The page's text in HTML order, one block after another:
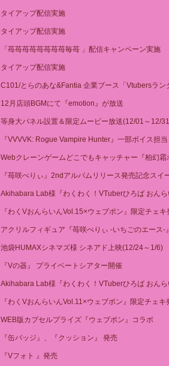
タイアップ配信実施
タイアップ配信実施
「苺苺苺苺苺苺苺苺毎苺 」配信キャンペーン実施
タイアップ配信実施
C101/とらのあな&Fantia 企業ブース「Vtubersラン
12月店頭BGMにて『emotion』が放送
等身大パネル設置＆限定ムービー放送(12/01～12/
『VVVVK: Rogue Vampire Hunter』一部ボイス担当
Webクレーンゲームどこでもキャッチャー『柏幻
『苺咲べりぃ』2ndアルバムリリース発売記念スイ
Akihabara Lab様『わくわく！VTuberひろば おん
『わくVおんらいんVol.15×ウェブポン』限定チェキ
アクリルフィギュア『苺咲べりぃ -いちごのエース-
池袋HUMAXシネマズ様 シネアド上映(12/24～1/6)
『Vの器』 プライベートシアター開催
Akihabara Lab様『わくわく！VTuberひろば おん
『わくVおんらいんVol.11×ウェブポン』限定チェキ
WEB版カプセルプライズ『ウェブポン』コラボ
『缶バッジ』、『クッション』 発売
『Vフォト 』発売